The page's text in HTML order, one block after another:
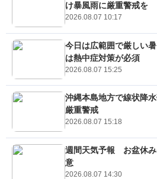
け暴風雨に厳重警戒を
2026.08.07 10:17
今日は広範囲で厳しい
は熱中症対策が必須
2026.08.07 15:25
沖縄本島地方で線状降
厳重警戒
2026.08.07 15:18
週間天気予報 お盆休み
意
2026.08.07 14:30